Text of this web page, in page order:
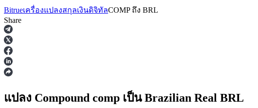
ฟิวเจอร์ส
Bitrueเครื่องแปลงสกุลเงินดิจิทัลCOMP ถึง BRL
Share
แปลง Compound comp เป็น Brazilian Real BRL